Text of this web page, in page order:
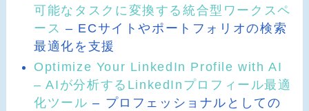
可能なタスクに変換する統合型ワークスペ
ース – ECサイトやポートフォリオの検索
最適化を支援
Optimize Your LinkedIn Profile with AI
– AIが分析するLinkedInプロフィール最適
化ツール – プロフェッショナルとしての